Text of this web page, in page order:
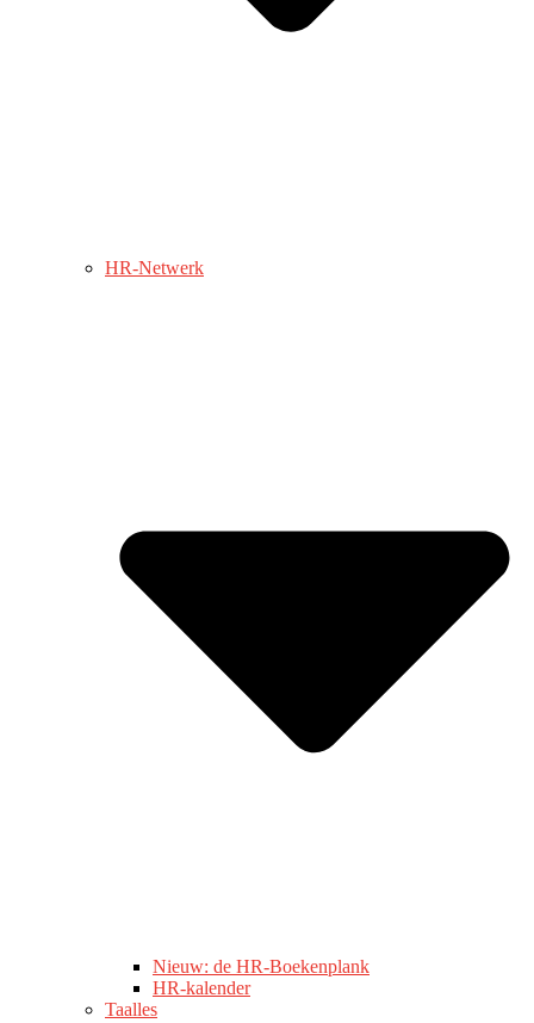
HR-Netwerk
Nieuw: de HR-Boekenplank
HR-kalender
Taalles